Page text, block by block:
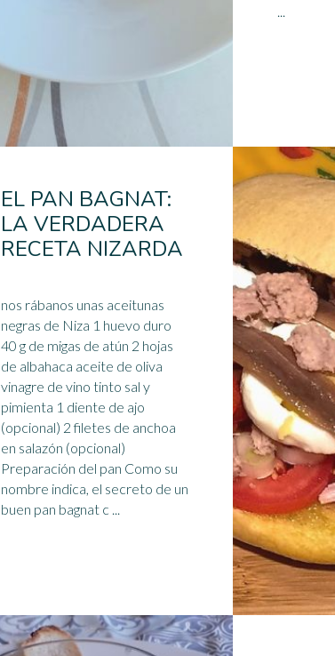
...
EL PAN BAGNAT:
LA VERDADERA
RECETA NIZARDA
nos rábanos unas aceitunas
negras de Niza 1 huevo duro
40 g de migas de atún 2 hojas
de albahaca aceite de oliva
vinagre de vino tinto sal y
pimienta 1 diente de ajo
(opcional) 2 filetes de anchoa
en salazón (opcional)
Preparación del pan Como su
nombre indica, el secreto de un
buen pan bagnat c ...